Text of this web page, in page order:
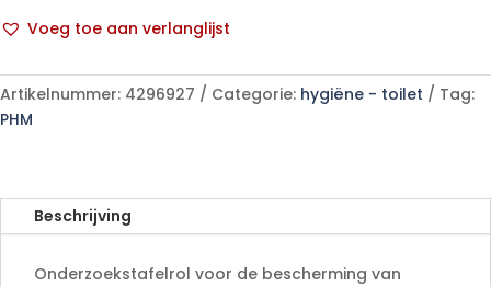
p/s Voeg toe aan verlanglijst
l
t
e
a
t
Artikelnummer: 4296927 Categorie: hygiëne - toilet
Tag:
PHM
Beschrijving
Onderzoekstafelrol voor de bescherming van